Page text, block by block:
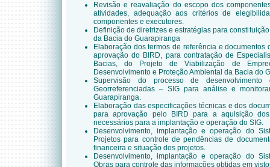
Revisão e reavaliação do escopo dos
atividades, adequação aos critérios de
componentes e executores.
Definição de diretrizes e estratégias para
da Bacia do Guarapiranga
Elaboração dos termos de referência e
aprovação do BIRD, para contratação de
Bacias, do Projeto de Viabilização de
Desenvolvimento e Proteção Ambiental da Bacia do
Supervisão do processo de desenvolvimento
Georreferenciadas – SIG para análise e
Guarapiranga.
Elaboração das especificações técnicas e dos
para aprovação pelo BIRD para a aquisição
necessários para a implantação e operação do SIG.
Desenvolvimento, implantação e operação do
Projetos para controle de pendências de
financeira e situação dos projetos.
Desenvolvimento, implantação e operação do
Obras para controle das informações obtidas em